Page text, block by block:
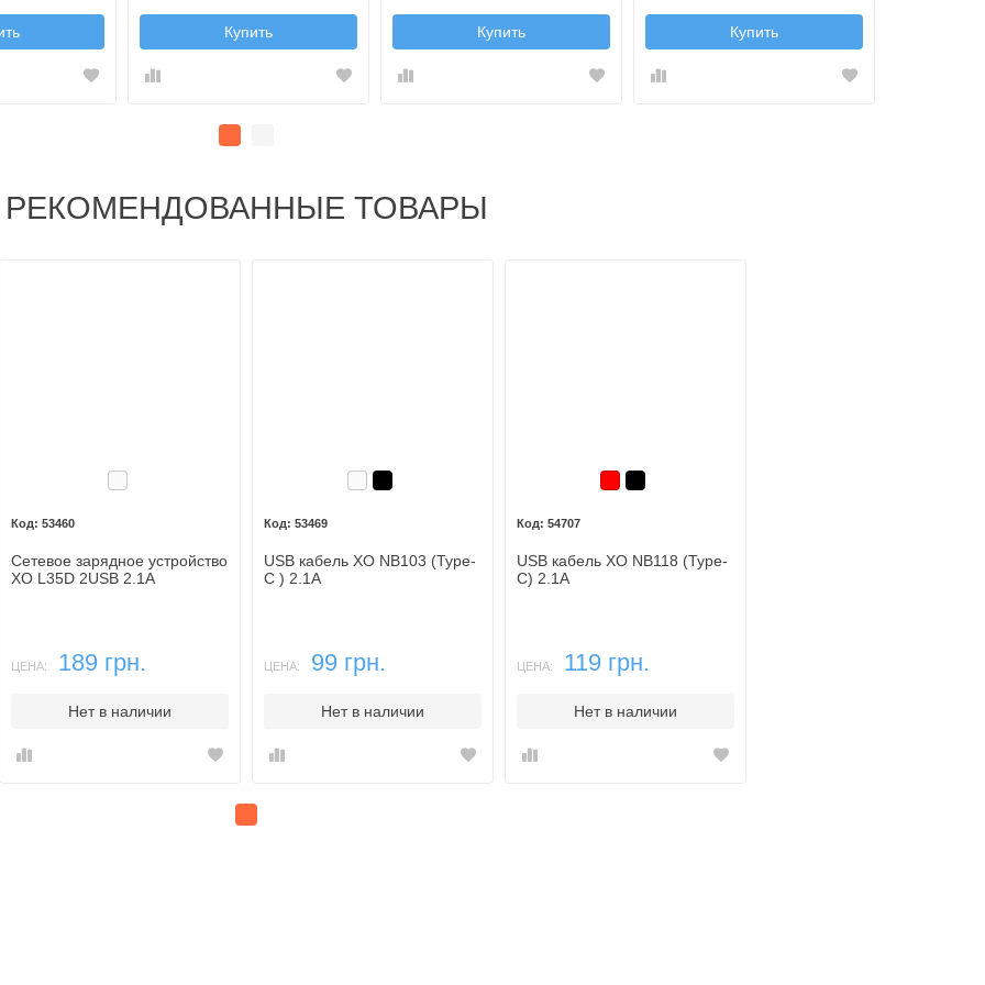
Купить Купить Купить
РЕКОМЕНДОВАННЫЕ ТОВАРЫ
Белый
53460
Сетевое зарядное устройство
XO L35D 2USB 2.1A
ЦЕНА: 189 грн.
Нет в наличии
БелыйЧерный
53469
USB кабель XO NB103 (Type-
C ) 2.1A
ЦЕНА: 99 грн.
Нет в наличии
Красный
Черный
54707
USB кабель XO NB118 (Type-
C) 2.1A
ЦЕНА: 119 грн.
Нет в наличии